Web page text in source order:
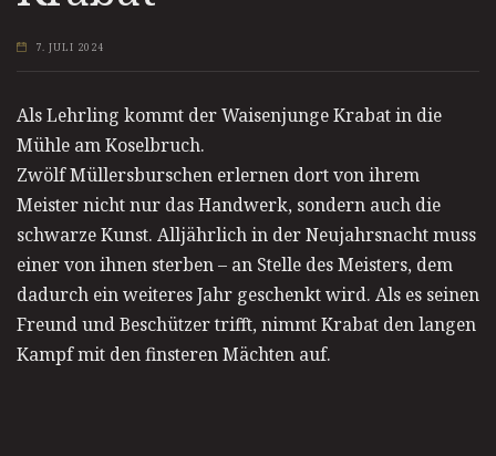
7. JULI 2024
Als Lehrling kommt der Waisenjunge Krabat in die
Mühle am Koselbruch.
Zwölf Müllersburschen erlernen dort von ihrem
Meister nicht nur das Handwerk, sondern auch die
schwarze Kunst. Alljährlich in der Neujahrsnacht muss
einer von ihnen sterben – an Stelle des Meisters, dem
dadurch ein weiteres Jahr geschenkt wird. Als es seinen
Freund und Beschützer trifft, nimmt Krabat den langen
Kampf mit den finsteren Mächten auf.